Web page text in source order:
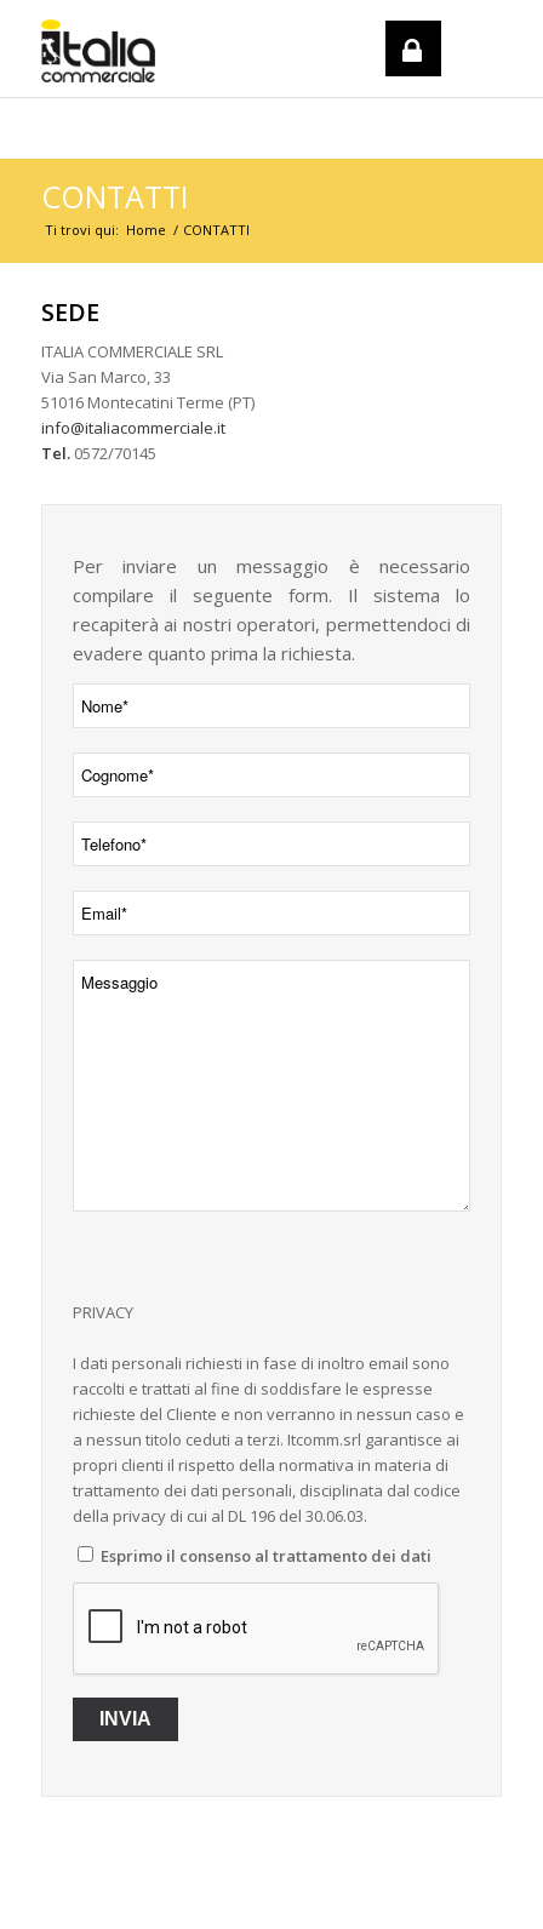
CONTATTI
Ti trovi qui: Home / CONTATTI
SEDE
ITALIA COMMERCIALE SRL
Via San Marco, 33
51016 Montecatini Terme (PT)
info@italiacommerciale.it
Tel.0572/70145
Per inviare un messaggio è necessario
compilare il seguente form. Il sistema lo
recapiterà ai nostri operatori, permettendoci di
evadere quanto prima la richiesta.
PRIVACY
I dati personali richiesti in fase di inoltro email sono
raccolti e trattati al fine di soddisfare le espresse
richieste del Cliente e non verranno in nessun caso e
a nessun titolo ceduti a terzi. Itcomm.srl garantisce ai
propri clienti il rispetto della normativa in materia di
trattamento dei dati personali, disciplinata dal codice
della privacy di cui al DL 196 del 30.06.03.
Esprimo il consenso al trattamento dei dati